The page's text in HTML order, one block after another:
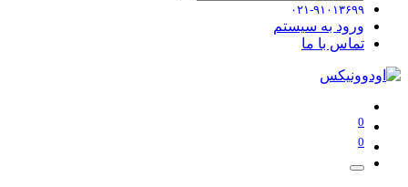
۰۲۱-۹۱۰۱۳۶۹۹
ورود به سیستم
تماس با ما
0
0